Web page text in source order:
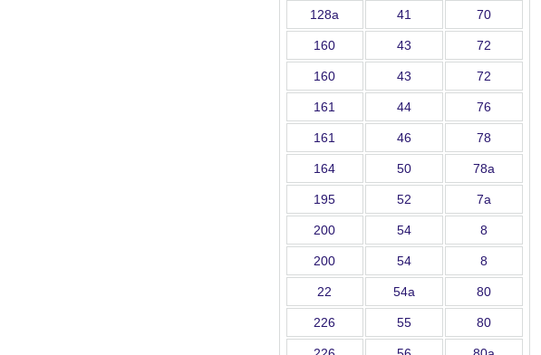
128а 41 70
160 43 72
160 43 72
161 44 76
161 46 78
164 50 78а
195 52 7а
200 54 8
200 54 8
22 54а 80
226 55 80